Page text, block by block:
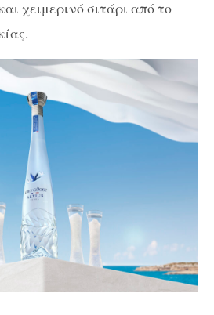
χειμερινό σιτάρι από το